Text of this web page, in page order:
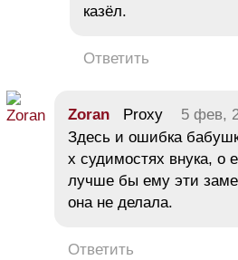
казёл.
Ответить
Zoran Proxy 5 фев,
Здесь и ошибка
х судимостях внука, о
лучше бы ему эти
она не делала.
Ответить